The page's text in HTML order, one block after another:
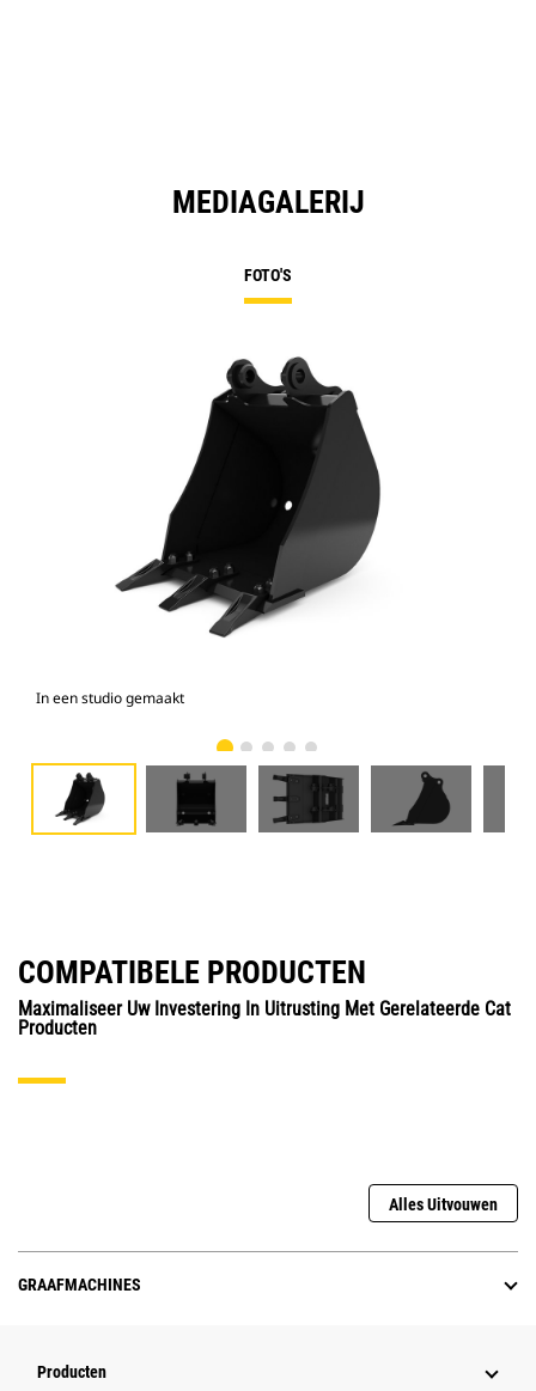
MEDIAGALERIJ
FOTO'S
In een studio gemaakt
COMPATIBELE PRODUCTEN
Maximaliseer Uw Investering In Uitrusting Met Gerelateerde Cat
Producten
Alles Uitvouwen
GRAAFMACHINES
Producten